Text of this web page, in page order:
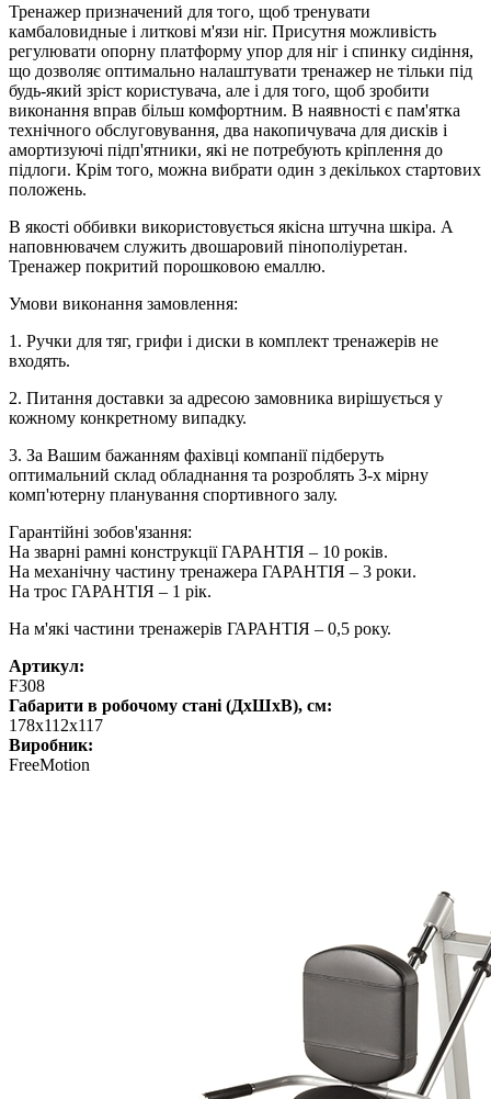
Тренажер призначений для того, щоб тренувати
камбаловидные і литкові м'язи ніг. Присутня можливість
регулювати опорну платформу упор для ніг і спинку сидіння,
що дозволяє оптимально налаштувати тренажер не тільки під
будь-який зріст користувача, але і для того, щоб зробити
виконання вправ більш комфортним. В наявності є пам'ятка
технічного обслуговування, два накопичувача для дисків і
амортизуючі підп'ятники, які не потребують кріплення до
підлоги. Крім того, можна вибрати один з декількох стартових
положень.
В якості оббивки використовується якісна штучна шкіра. А
наповнювачем служить двошаровий пінополіуретан.
Тренажер покритий порошковою емаллю.
Умови виконання замовлення:
1. Ручки для тяг, грифи і диски в комплект тренажерів не
входять.
2. Питання доставки за адресою замовника вирішується у
кожному конкретному випадку.
3. За Вашим бажанням фахівці компанії підберуть
оптимальний склад обладнання та розроблять 3-х мірну
комп'ютерну планування спортивного залу.
Гарантійні зобов'язання:
На зварні рамні конструкції ГАРАНТІЯ – 10 років.
На механічну частину тренажера ГАРАНТІЯ – 3 роки.
На трос ГАРАНТІЯ – 1 рік.
На м'які частини тренажерів ГАРАНТІЯ – 0,5 року.
Артикул:
F308
Габарити в робочому стані (ДхШхВ), см:
178х112х117
Виробник:
FreeMotion